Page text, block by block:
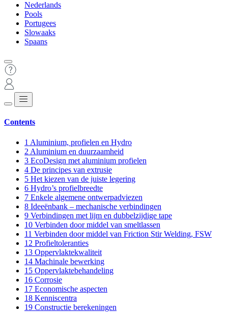
Nederlands
Pools
Portugees
Slowaaks
Spaans
Contents
1 Aluminium, profielen en Hydro
2 Aluminium en duurzaamheid
3 EcoDesign met aluminium profielen
4 De principes van extrusie
5 Het kiezen van de juiste legering
6 Hydro’s profielbreedte
7 Enkele algemene ontwerpadviezen
8 Ideeënbank – mechanische verbindingen
9 Verbindingen met lijm en dubbelzijdige tape
10 Verbinden door middel van smeltlassen
11 Verbinden door middel van Friction Stir Welding, FSW
12 Profieltoleranties
13 Oppervlaktekwaliteit
14 Machinale bewerking
15 Oppervlaktebehandeling
16 Corrosie
17 Economische aspecten
18 Kenniscentra
19 Constructie berekeningen